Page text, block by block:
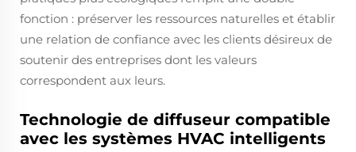
fonction : préserver les ressources naturelles et établir
une relation de confiance avec les clients désireux de
soutenir des entreprises dont les valeurs
correspondent aux leurs.
Technologie de diffuseur compatible
avec les systèmes HVAC intelligents